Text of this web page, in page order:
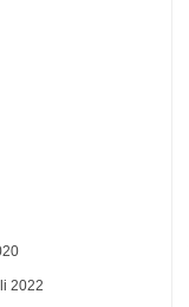
2022